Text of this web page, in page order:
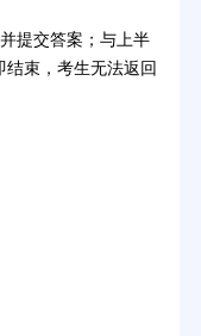
提交答案；与上半
束，考生无法返回